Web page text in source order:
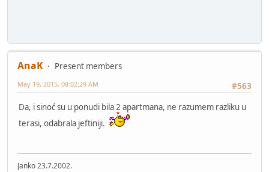
AnaK
Present members
#563
May 19, 2015, 08:02:29 AM
Da, i sinoć su u ponudi bila 2 apartmana, ne razumem razliku u
terasi, odabrala jeftiniji.
Janko 23.7.2002.